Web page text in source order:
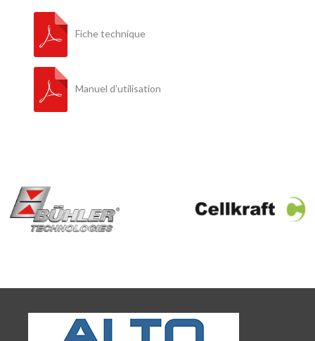
Fiche technique
Manuel d’utilisation